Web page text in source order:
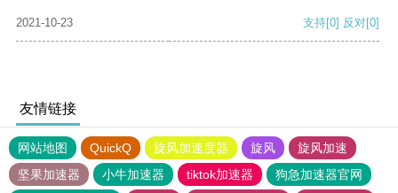
2021-10-23 支持[0] 反对[0]
友情链接
网站地图 QuickQ 旋风加速度器 旋风
旋风加速
坚果加速器
小牛加速器 tiktok加速器
狗急加速器官网